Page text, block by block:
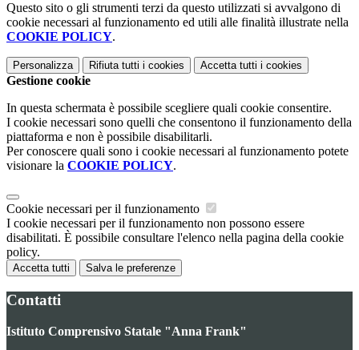
Questo sito o gli strumenti terzi da questo utilizzati si avvalgono di
cookie necessari al funzionamento ed utili alle finalità illustrate nella
COOKIE POLICY.
Personalizza Rifiuta tutti i cookies Accetta tutti i cookies
Gestione cookie
In questa schermata è possibile scegliere quali cookie consentire.
I cookie necessari sono quelli che consentono il funzionamento della
piattaforma e non è possibile disabilitarli.
Per conoscere quali sono i cookie necessari al funzionamento potete
visionare la COOKIE POLICY.
Cookie necessari per il funzionamento
I cookie necessari per il funzionamento non possono essere
disabilitati. È possibile consultare l'elenco nella pagina della cookie
policy.
Accetta tutti Salva le preferenze
Contatti
Istituto Comprensivo Statale "Anna Frank"